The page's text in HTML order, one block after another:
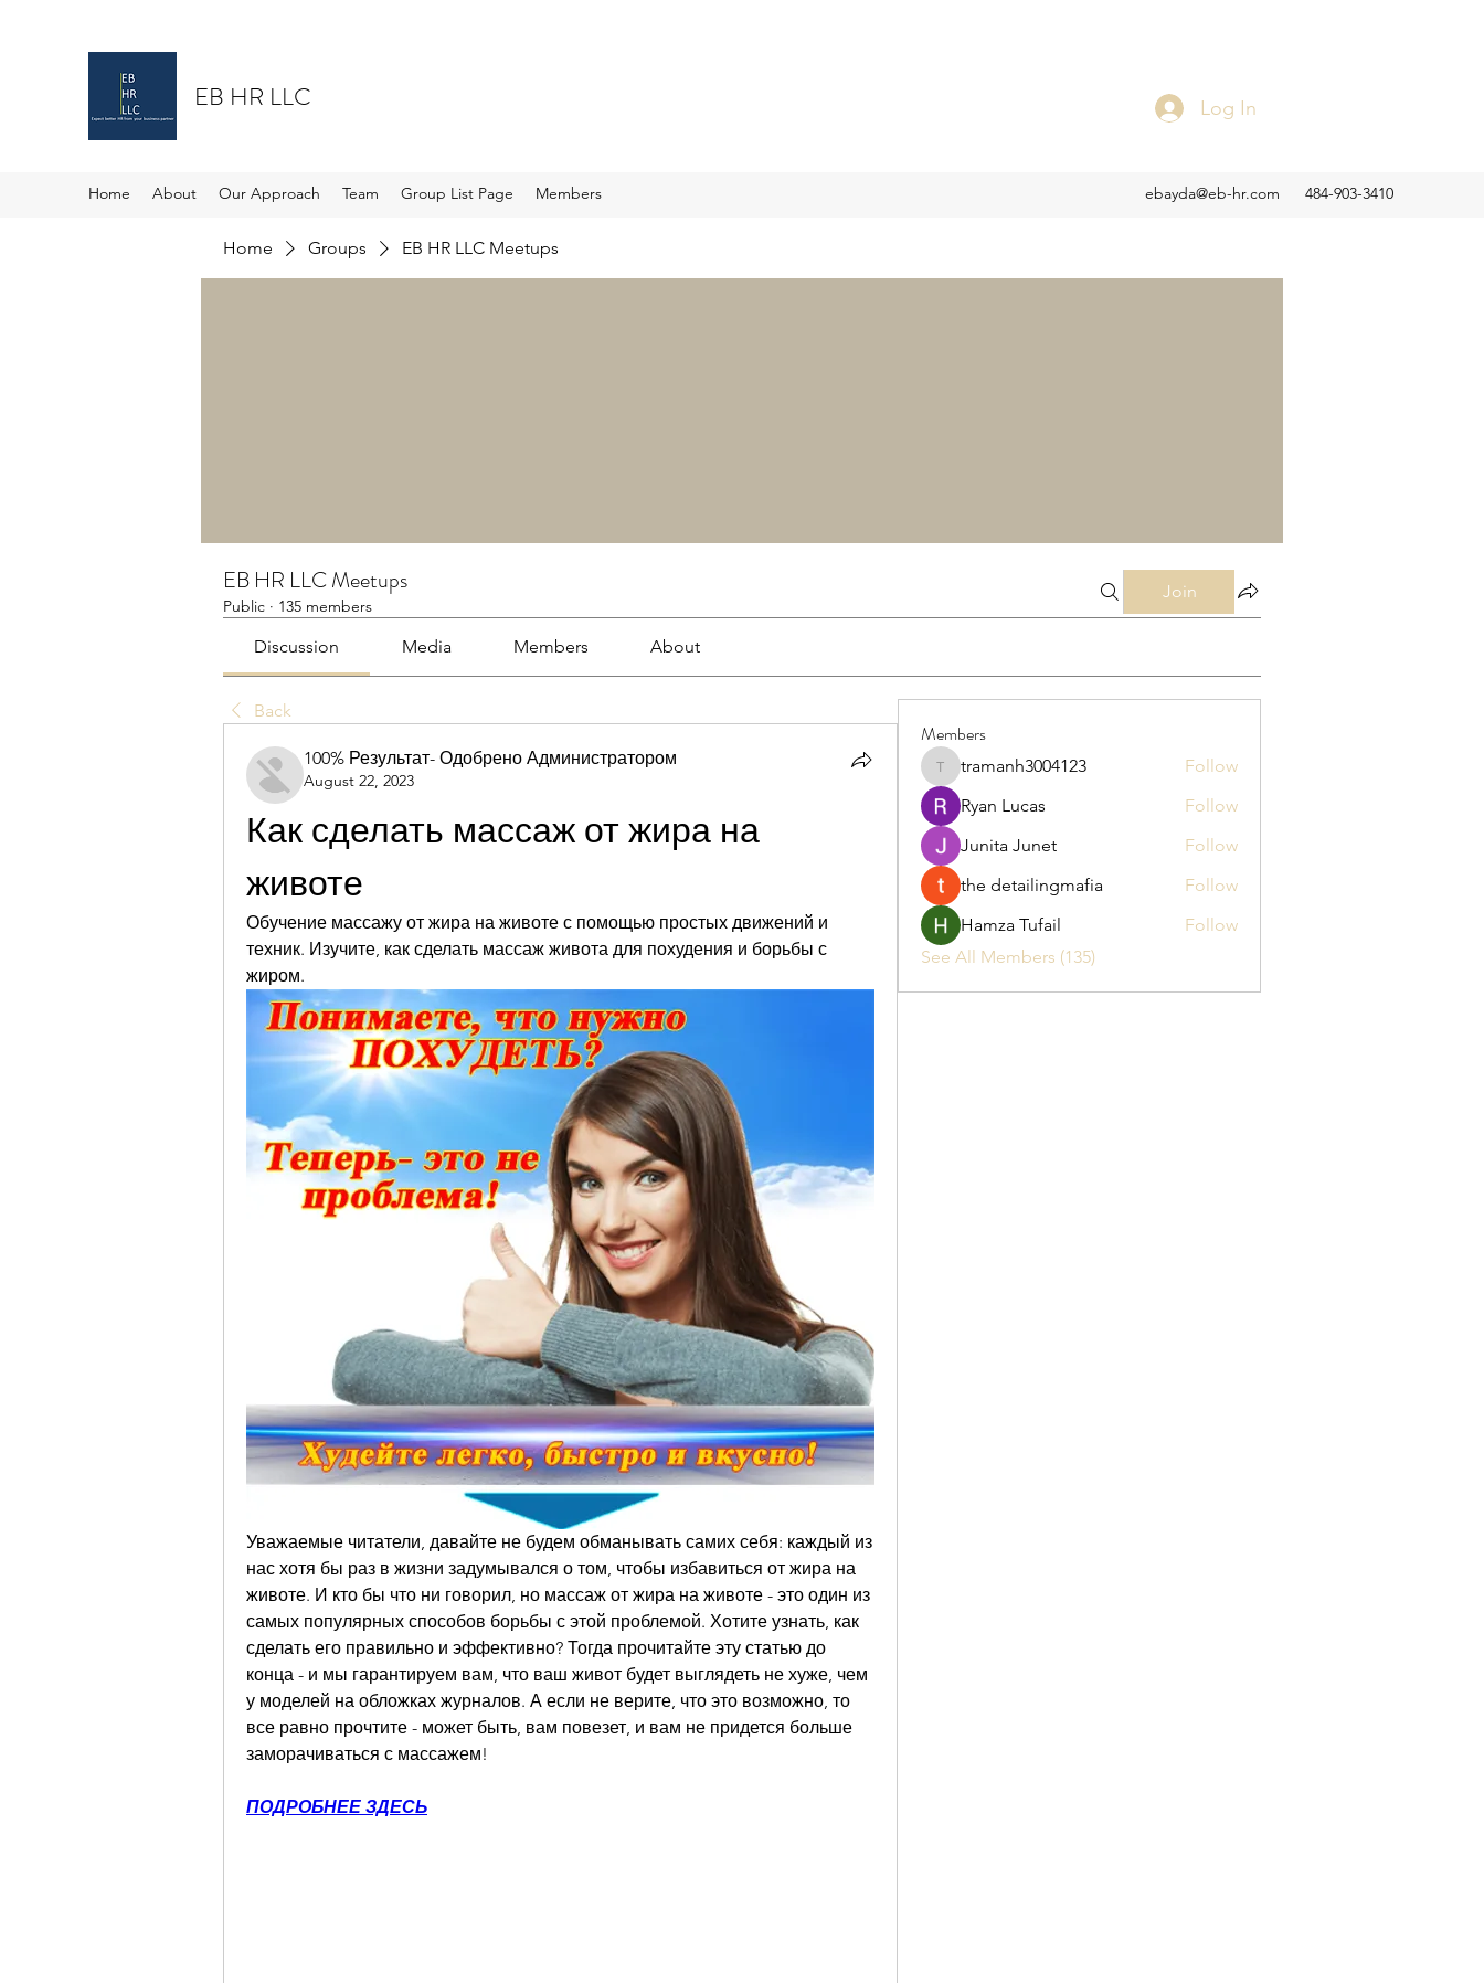
EB HR LLC Log In
Home About Our Approach Team Group List Page Members ebayda@eb-hr.com 484-903-3410
Home Groups EB HR LLC Meetups
EB HR LLC Meetups
Public · 135 members
Join
Discussion Media Members About
Back
100% Результат- Одобрено Администратором
August 22, 2023
Как сделать массаж от жира на
животе
Обучение массажу от жира на животе с помощью простых движений и
техник. Изучите, как сделать массаж живота для похудения и борьбы с
жиром.
Уважаемые читатели, давайте не будем обманывать самих себя: каждый из
нас хотя бы раз в жизни задумывался о том, чтобы избавиться от жира на
животе. И кто бы что ни говорил, но массаж от жира на животе - это один из
самых популярных способов борьбы с этой проблемой. Хотите узнать, как
сделать его правильно и эффективно? Тогда прочитайте эту статью до
конца - и мы гарантируем вам, что ваш живот будет выглядеть не хуже, чем
у моделей на обложках журналов. А если не верите, что это возможно, то
все равно прочтите - может быть, вам повезет, и вам не придется больше
заморачиваться с массажем!
ПОДРОБНЕЕ ЗДЕСЬ
Members
tramanh3004123
tramanh3004123
Follow
Ryan Lucas
Follow
Junita Junet
Follow
the detailingmafia
Follow
Hamza Tufail
Follow
See All Members (135)